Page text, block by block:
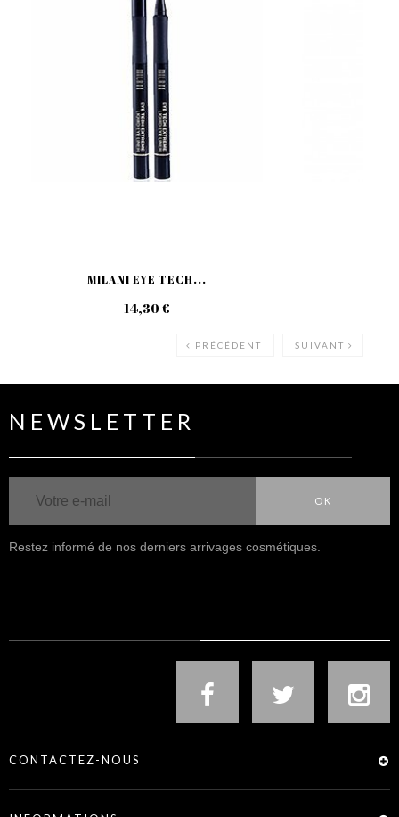
MILANI EYE TECH...
14,30 €
PRÉCÉDENT SUIVANT
NEWSLETTER
OK
Restez informé de nos derniers arrivages cosmétiques.
CONTACTEZ-NOUS